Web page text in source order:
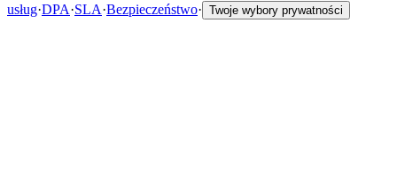
usług·DPA·SLA·Bezpieczeństwo· Twoje wybory prywatności